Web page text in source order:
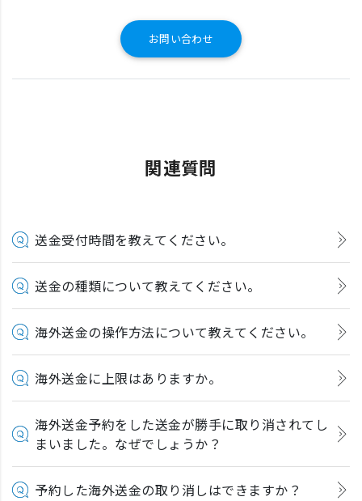
お問い合わせ
関連質問
送金受付時間を教えてください。
送金の種類について教えてください。
海外送金の操作方法について教えてください。
海外送金に上限はありますか。
海外送金予約をした送金が勝手に取り消されてし
まいました。なぜでしょうか？
予約した海外送金の取り消しはできますか？